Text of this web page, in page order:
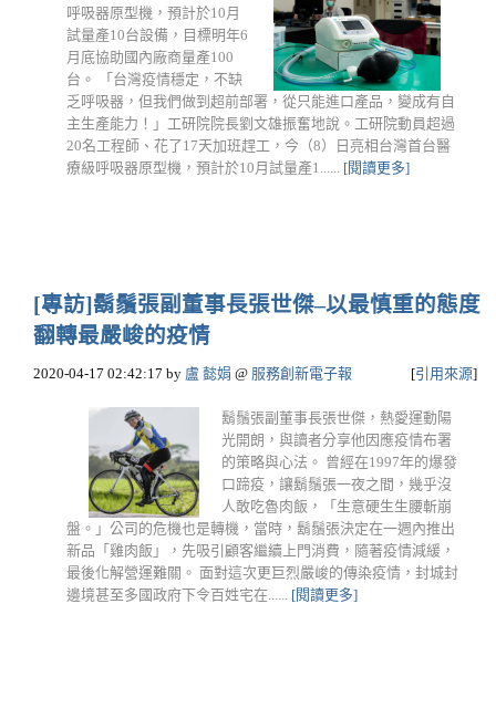
呼吸器原型機，預計於10月
試量產10台設備，目標明年6
月底協助國內廠商量產100
台。 「台灣疫情穩定，不缺
乏呼吸器，但我們做到超前部署，從只能進口產品，變成有自
主生產能力！」工研院院長劉文雄振奮地說。工研院動員超過
20名工程師、花了17天加班趕工，今（8）日亮相台灣首台醫
療級呼吸器原型機，預計於10月試量產1...... [閱讀更多]
[專訪]鬍鬚張副董事長張世傑–以最慎重的態度
翻轉最嚴峻的疫情
2020-04-17 02:42:17 by 盧 懿娟 @ 服務創新電子報 [引用來源]
鬍鬚張副董事長張世傑，熱愛運動陽
光開朗，與讀者分享他因應疫情布署
的策略與心法。 曾經在1997年的爆發
口蹄疫，讓鬍鬚張一夜之間，幾乎沒
人敢吃魯肉飯，「生意硬生生腰斬崩
盤。」公司的危機也是轉機，當時，鬍鬚張決定在一週內推出
新品「雞肉飯」，先吸引顧客繼續上門消費，隨著疫情減緩，
最後化解營運難關。 面對這次更巨烈嚴峻的傳染疫情，封城封
邊境甚至多國政府下令百姓宅在...... [閱讀更多]